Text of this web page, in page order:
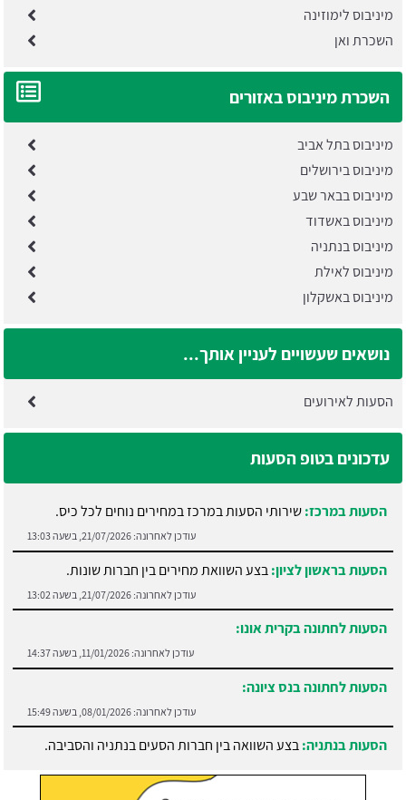
מיניבוס לימוזינה
השכרת ואן
השכרת מיניבוס באזורים
מיניבוס בתל אביב
מיניבוס בירושלים
מיניבוס בבאר שבע
מיניבוס באשדוד
מיניבוס בנתניה
מיניבוס לאילת
מיניבוס באשקלון
נושאים שעשויים לעניין אותך...
הסעות לאירועים
עדכונים בטופ הסעות
הסעות במרכז:שירותי הסעות במרכז במחירים נוחים לכל כיס.
עודכן לאחרונה: 21/07/2026, בשעה 13:03
הסעות בראשון לציון:בצע השוואת מחירים בין חברות שונות.
עודכן לאחרונה: 21/07/2026, בשעה 13:02
הסעות לחתונה בקרית אונו:
עודכן לאחרונה: 11/01/2026, בשעה 14:37
הסעות לחתונה בנס ציונה:
עודכן לאחרונה: 08/01/2026, בשעה 15:49
הסעות בנתניה:בצע השוואה בין חברות הסעים בנתניה והסביבה.